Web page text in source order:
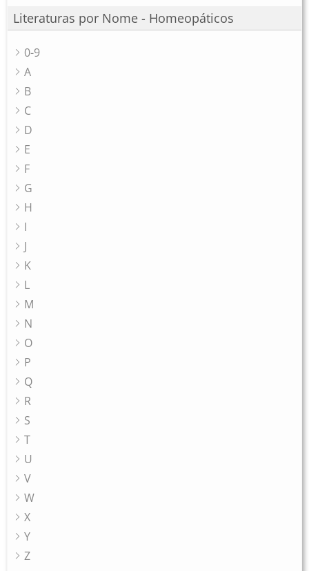
Literaturas por Nome - Homeopáticos
0-9
A
B
C
D
E
F
G
H
I
J
K
L
M
N
O
P
Q
R
S
T
U
V
W
X
Y
Z